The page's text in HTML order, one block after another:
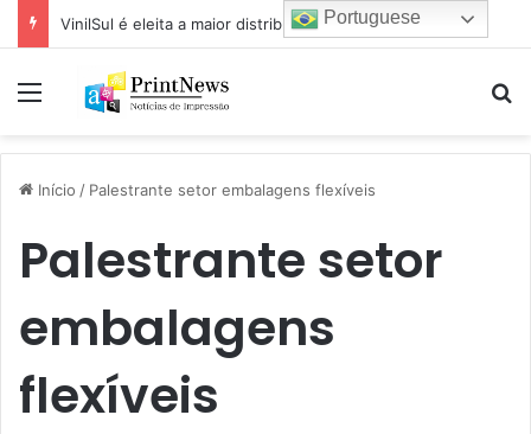
Menu
Início / Palestrante setor embalagens flexíveis
Palestrante setor
embalagens
flexíveis
Portuguese